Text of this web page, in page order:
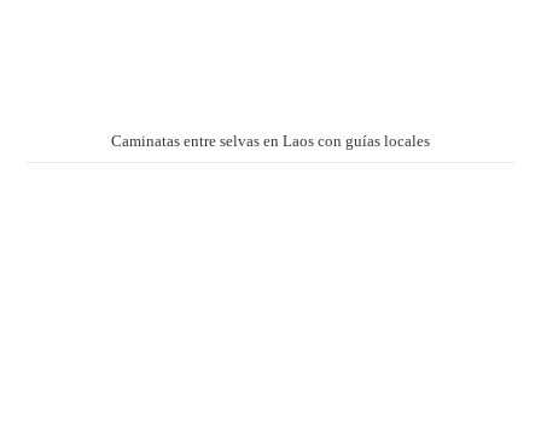
Caminatas entre selvas en Laos con guías locales